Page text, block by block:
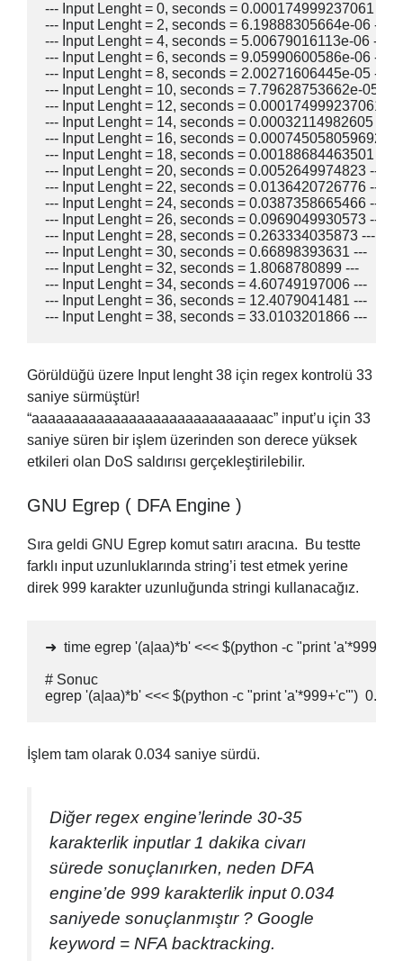
--- Input Lenght = 0, seconds = 0.000174999237061 ---
--- Input Lenght = 2, seconds = 6.19888305664e-06 ---
--- Input Lenght = 4, seconds = 5.00679016113e-06 ---
--- Input Lenght = 6, seconds = 9.05990600586e-06 ---
--- Input Lenght = 8, seconds = 2.00271606445e-05 ---
--- Input Lenght = 10, seconds = 7.79628753662e-05 ---
--- Input Lenght = 12, seconds = 0.000174999237061 ---
--- Input Lenght = 14, seconds = 0.00032114982605 ---
--- Input Lenght = 16, seconds = 0.000745058059692 ---
--- Input Lenght = 18, seconds = 0.00188684463501 ---
--- Input Lenght = 20, seconds = 0.0052649974823 ---
--- Input Lenght = 22, seconds = 0.0136420726776 ---
--- Input Lenght = 24, seconds = 0.0387358665466 ---
--- Input Lenght = 26, seconds = 0.0969049930573 ---
--- Input Lenght = 28, seconds = 0.263334035873 ---
--- Input Lenght = 30, seconds = 0.66898393631 ---
--- Input Lenght = 32, seconds = 1.8068780899 ---
--- Input Lenght = 34, seconds = 4.60749197006 ---
--- Input Lenght = 36, seconds = 12.4079041481 ---
--- Input Lenght = 38, seconds = 33.0103201866 ---
Görüldüğü üzere Input lenght 38 için regex kontrolü 33
saniye sürmüştür!
“aaaaaaaaaaaaaaaaaaaaaaaaaaaaac” input’u için 33
saniye süren bir işlem üzerinden son derece yüksek
etkileri olan DoS saldırısı gerçekleştirilebilir.
GNU Egrep ( DFA Engine )
Sıra geldi GNU Egrep komut satırı aracına. Bu testte
farklı input uzunluklarında string’i test etmek yerine
direk 999 karakter uzunluğunda stringi kullanacağız.
➜  time egrep '(a|aa)*b' <<< $(python -c "print
# Sonuc
egrep '(a|aa)*b' <<< $(python -c "print 'a'*999+'c'")
İşlem tam olarak 0.034 saniye sürdü.
Diğer regex engine’lerinde 30-35
karakterlik inputlar 1 dakika civarı
sürede sonuçlanırken, neden DFA
engine’de 999 karakterlik input 0.034
saniyede sonuçlanmıştır ? Google
keyword = NFA backtracking.